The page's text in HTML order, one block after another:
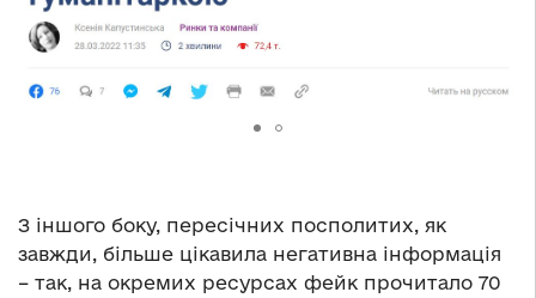
З іншого боку, пересічних посполитих, як
завжди, більше цікавила негативна інформація
– так, на окремих ресурсах фейк прочитало 70